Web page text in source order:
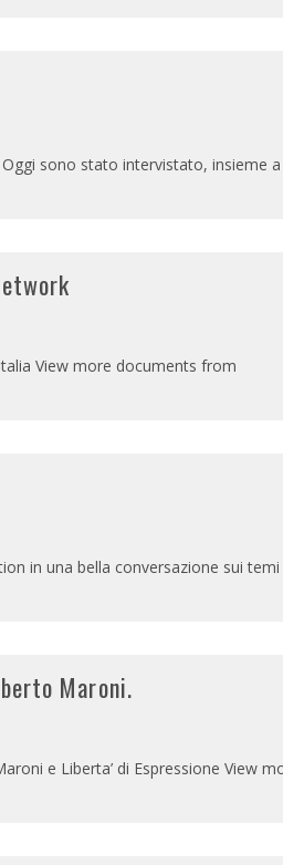
sono stato intervistato, insieme a
View more documents from
in una bella conversazione sui temi
Maroni.
e Liberta’ di Espressione View